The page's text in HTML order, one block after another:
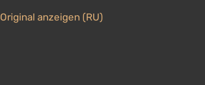
Original anzeigen (RU)